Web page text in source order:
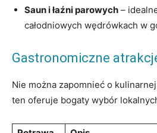
Saun i łaźni parowych –
całodniowych ​wędrówkach w
Gastronomiczne
Nie można⁤ zapomnieć o
ten oferuje bogaty wybór